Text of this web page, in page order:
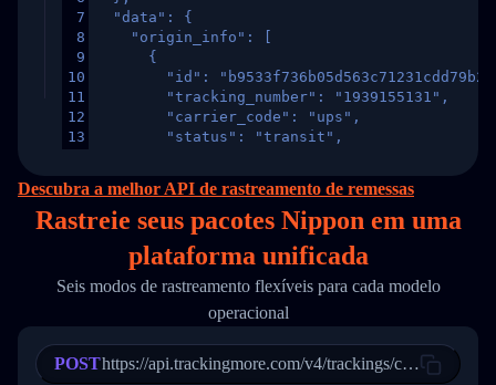
7
8
9
10
11
12
13
16
17
20
21
24
  "data": {
    "origin_info": [
      {
"id":
        "tracking_number": "1939155131",
        "carrier_code": "ups",
        "status": "transit",
        "itemTimeLength": 2,
        "weblink": "",
        "phone": null,
        "trackinfo": [
          {
            "Date": "2017-03-08 04: 22: 00",
"StatusDescription": "Departed
          },
          {
Descubra a melhor API de rastreamento de remessas
Rastreie seus pacotes Nippon em uma
plataforma unificada
Seis modos de rastreamento flexíveis para cada modelo
operacional
POSThttps://api.trackingmore.com/v4/trackings/create